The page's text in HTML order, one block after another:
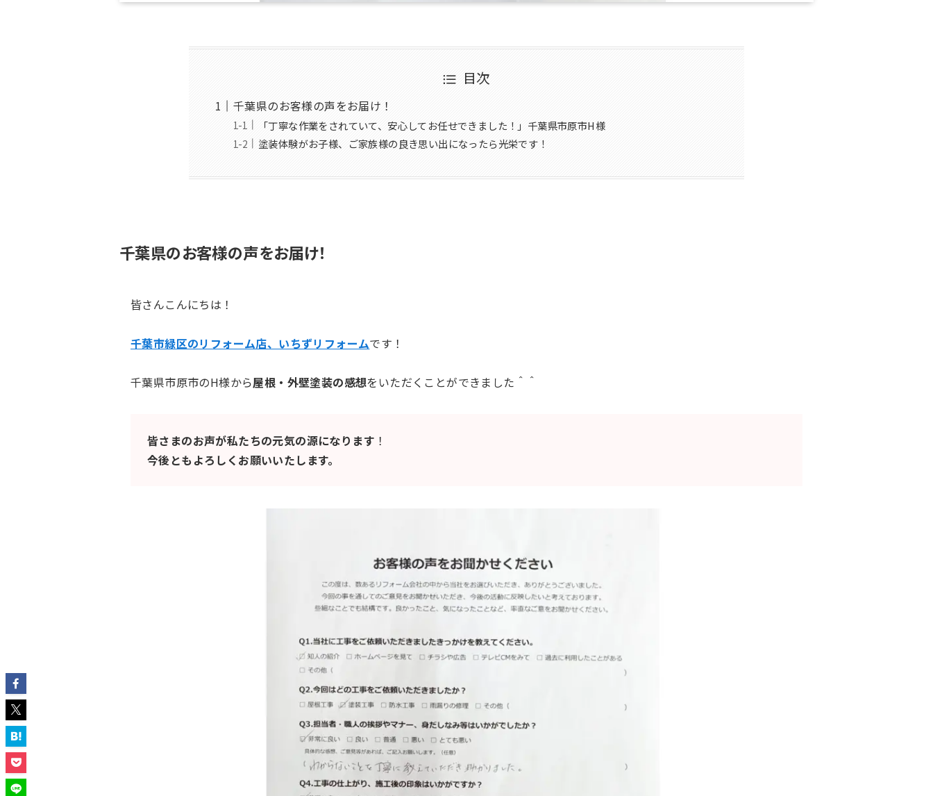
目次
千葉県のお客様の声をお届け！
「丁寧な作業をされていて、安心してお任せできました！」千葉県市原市H様
塗装体験がお子様、ご家族様の良き思い出になったら光栄です！
千葉県のお客様の声をお届け！
皆さんこんにちは！
千葉市緑区のリフォーム店、いちずリフォームです！
千葉県市原市のH様から屋根・外壁塗装の感想をいただくことができました＾＾
皆さまのお声が私たちの元気の源になります ！
今後ともよろしくお願いいたします。